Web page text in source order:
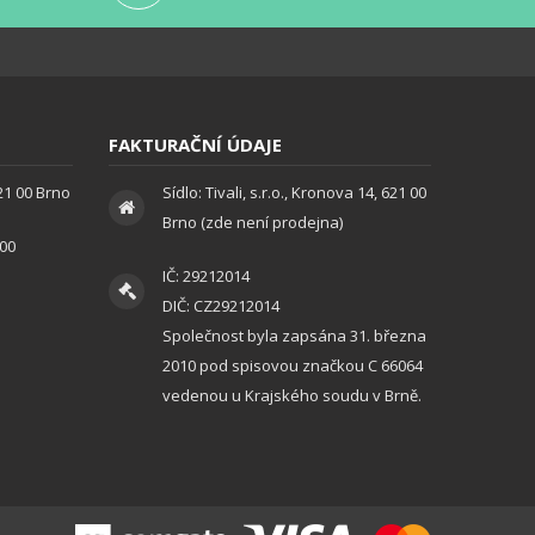
00 Brno
FAKTURAČNÍ ÚDAJE
Sídlo: Tivali, s.r.o., Kronova 14, 621 00
Brno (zde není prodejna)
IČ: 29212014
DIČ: CZ29212014
Společnost byla zapsána 31. března
2010 pod spisovou značkou C 66064
vedenou u Krajského soudu v Brně.